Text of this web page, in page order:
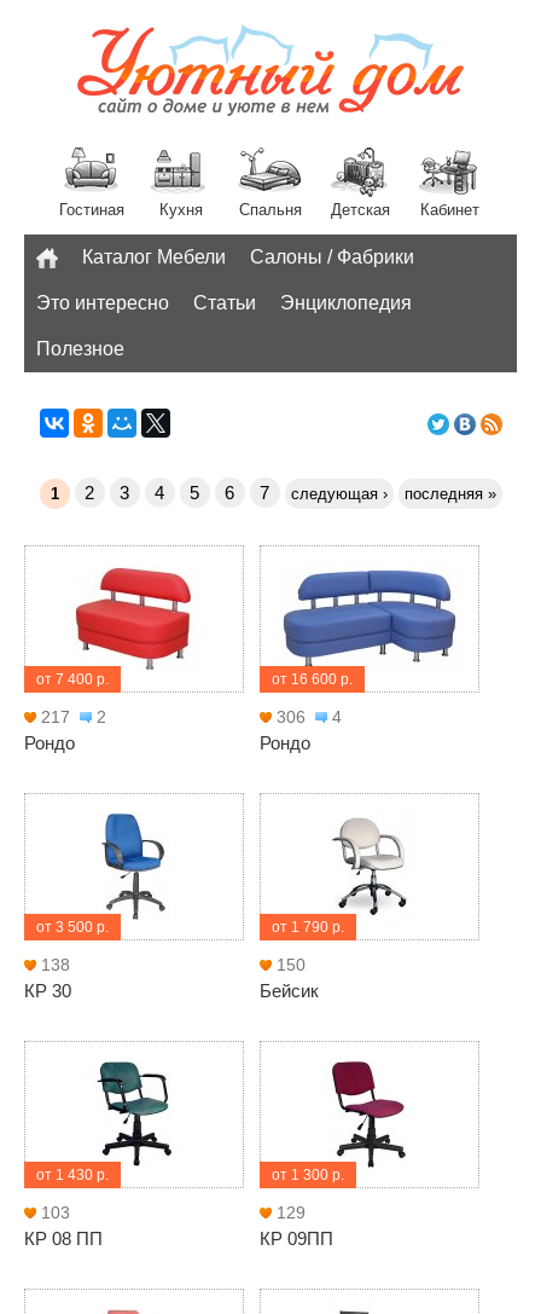
Гостиная Кухня Спальня Детская Кабинет
Разное
Каталог Мебели Салоны / Фабрики
Это интересно Статьи Энциклопедия
Полезное
1 2 3 4 5 6 7 следующая › последняя »
от 7 400 р.
217 2
Рондо
от 16 600 р.
306 4
Рондо
от 3 500 р.
138
КР 30
от 1 790 р.
150
Бейсик
от 1 430 р.
103
КР 08 ПП
от 1 300 р.
129
КР 09ПП